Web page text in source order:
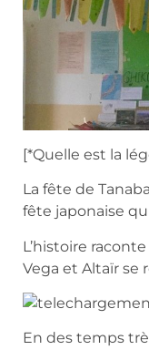
[*Quelle est la
La fête de
fête japonaise
L’histoire
Vega et Altaïr se
En des temps